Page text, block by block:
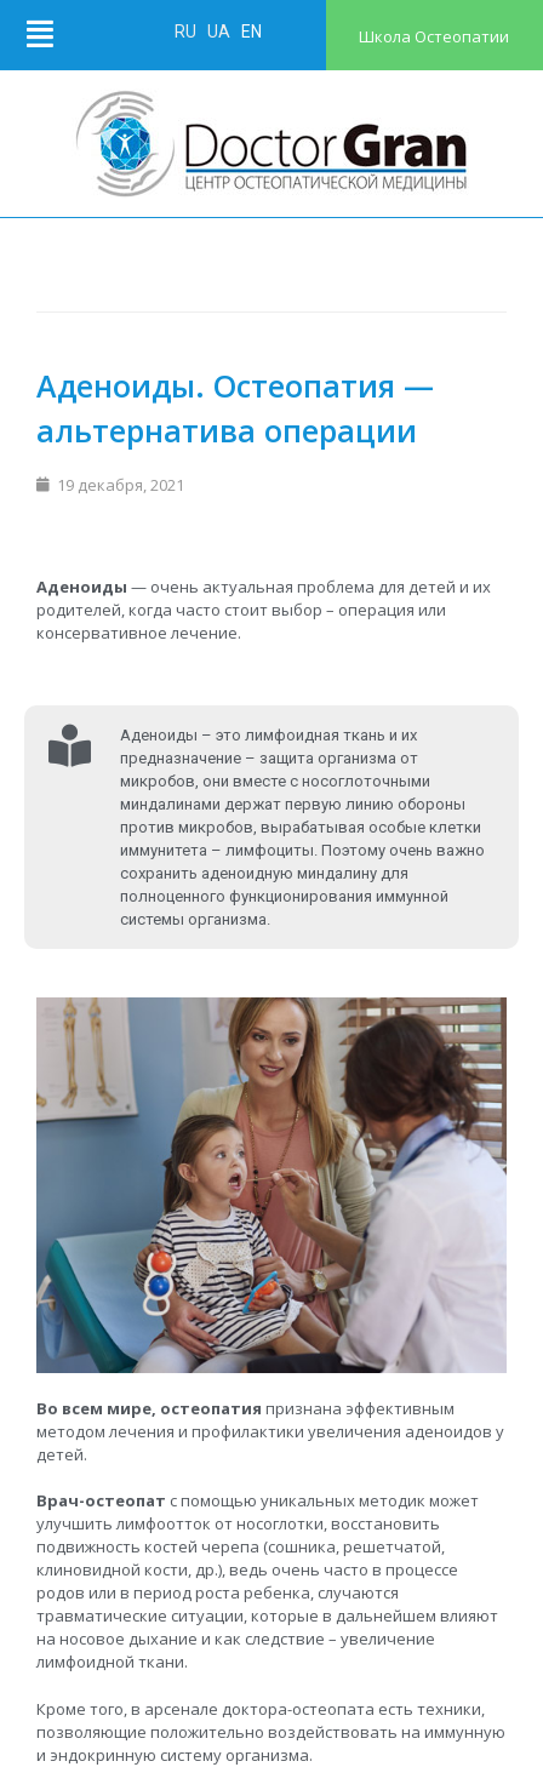
RU UA EN Школа Остеопатии
Аденоиды. Остеопатия —
альтернатива операции
19 декабря, 2021
Аденоиды — очень актуальная проблема для детей и их
родителей, когда часто стоит выбор – операция или
консервативное лечение.
Аденоиды – это лимфоидная ткань и их
предназначение – защита организма от
микробов, они вместе с носоглоточными
миндалинами держат первую линию обороны
против микробов, вырабатывая особые клетки
иммунитета – лимфоциты. Поэтому очень важно
сохранить аденоидную миндалину для
полноценного функционирования иммунной
системы организма.
Во всем мире, остеопатия признана эффективным
методом лечения и профилактики увеличения аденоидов у
детей.
Врач-остеопат с помощью уникальных методик может
улучшить лимфоотток от носоглотки, восстановить
подвижность костей черепа (сошника, решетчатой,
клиновидной кости, др.), ведь очень часто в процессе
родов или в период роста ребенка, случаются
травматические ситуации, которые в дальнейшем влияют
на носовое дыхание и как следствие – увеличение
лимфоидной ткани.
Кроме того, в арсенале доктора-остеопата есть техники,
позволяющие положительно воздействовать на иммунную
и эндокринную систему организма.